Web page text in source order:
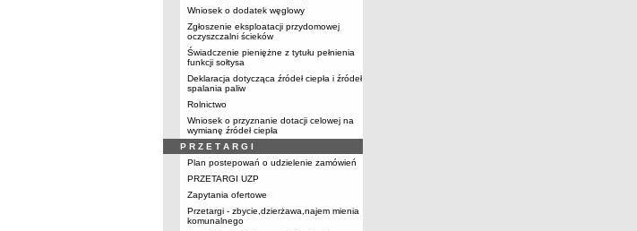
Wniosek o dodatek węglowy
Zgłoszenie eksploatacji przydomowej
oczyszczalni ścieków
Świadczenie pieniężne z tytułu pełnienia
funkcji sołtysa
Deklaracja dotycząca źródeł ciepła i źródeł
spalania paliw
Rolnictwo
Wniosek o przyznanie dotacji celowej na
wymianę źródeł ciepła
P R Z E T A R G I
Plan postepowań o udzielenie zamówień
PRZETARGI UZP
Zapytania ofertowe
Przetargi - zbycie,dzierżawa,najem mienia
komunalnego